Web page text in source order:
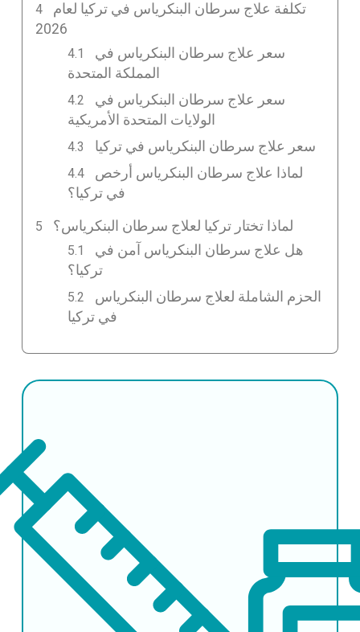
تكلفة علاج سرطان البنكرياس في تركيا لعام
2026
سعر علاج سرطان البنكرياس في
المملكة المتحدة
سعر علاج سرطان البنكرياس في
الولايات المتحدة الأمريكية
سعر علاج سرطان البنكرياس في تركيا
لماذا علاج سرطان البنكرياس أرخص
في تركيا؟
لماذا تختار تركيا لعلاج سرطان البنكرياس؟
هل علاج سرطان البنكرياس آمن في
تركيا؟
الحزم الشاملة لعلاج سرطان البنكرياس
في تركيا